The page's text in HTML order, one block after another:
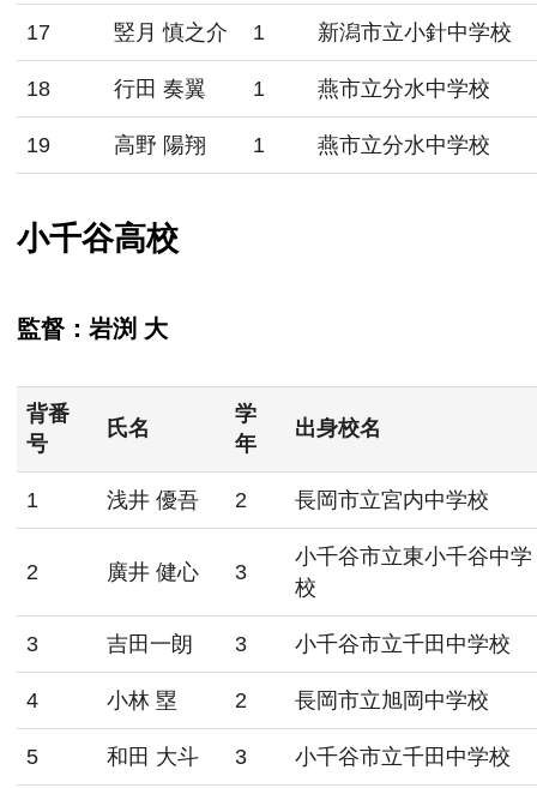
17 竪月 慎之介 1 新潟市立小針中学校
18 行田 奏翼 1 燕市立分水中学校
19 高野 陽翔 1 燕市立分水中学校
小千谷高校
監督：岩渕 大
背番
号
氏名
学
年
出身校名
1 浅井 優吾 2 長岡市立宮内中学校
2 廣井 健心 3
小千谷市立東小千谷中学
校
3 吉田一朗 3 小千谷市立千田中学校
4 小林 塁 2 長岡市立旭岡中学校
5 和田 大斗 3 小千谷市立千田中学校